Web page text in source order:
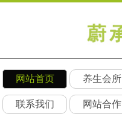
网站首页 养生会所
联系我们 网站合作